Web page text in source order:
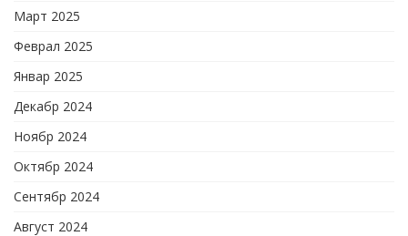
Март 2025
Феврал 2025
Январ 2025
Декабр 2024
Ноябр 2024
Октябр 2024
Сентябр 2024
Август 2024